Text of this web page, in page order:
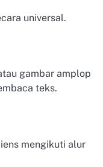
universal.
gambar amplop
teks.
mengikuti alur